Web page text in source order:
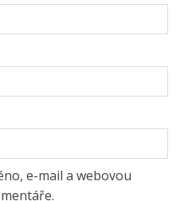
e-mail a webovou